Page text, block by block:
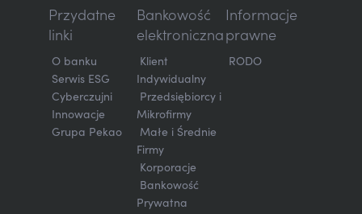
Przydatne
linki
O banku
Serwis ESG
Cyberczujni
Innowacje
Grupa Pekao
Bankowość
elektroniczna
Klient
Indywidualny
Przedsiębiorcy i
Mikrofirmy
Małe i Średnie
Firmy
Korporacje
Bankowość
Prywatna
Informacje
prawne
RODO